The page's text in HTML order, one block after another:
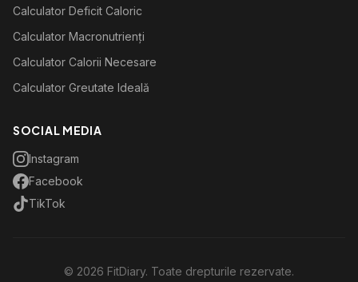
Calculator Deficit Caloric
Calculator Macronutrienți
Calculator Calorii Necesare
Calculator Greutate Ideală
SOCIAL MEDIA
Instagram
Facebook
TikTok
© 2026 FitDiary. Toate drepturile rezervate.